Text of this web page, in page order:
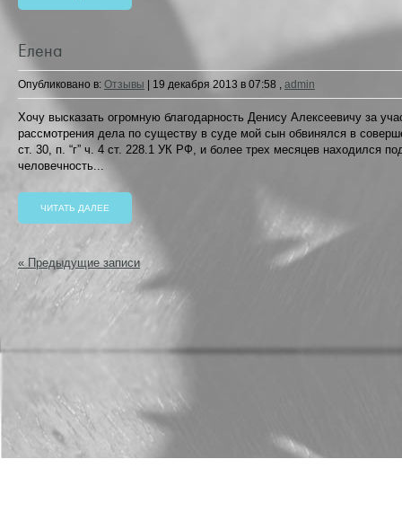
Елена
Опубликовано в: Отзывы 19 декабря 2013 в 07:58 , admin
Хочу высказать огромную благодарность Денису Алексеевичу за
рассмотрения дела по существу в суде мой сын обвинялся в
ст. 30, п. “г” ч. 4 ст. 228.1 УК РФ, и более трех месяцев находился
человечность...
ЧИТАТЬ ДАЛЕЕ
« Предыдущие записи